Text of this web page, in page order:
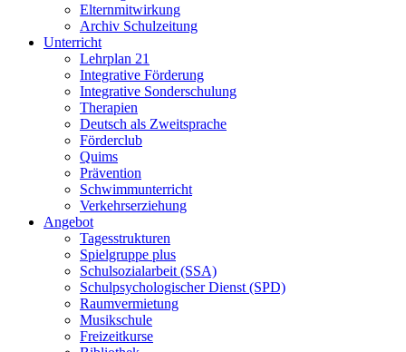
Elternmitwirkung
Archiv Schulzeitung
Unterricht
Lehrplan 21
Integrative Förderung
Integrative Sonderschulung
Therapien
Deutsch als Zweitsprache
Förderclub
Quims
Prävention
Schwimmunterricht
Verkehrserziehung
Angebot
Tagesstrukturen
Spielgruppe plus
Schulsozialarbeit (SSA)
Schulpsychologischer Dienst (SPD)
Raumvermietung
Musikschule
Freizeitkurse